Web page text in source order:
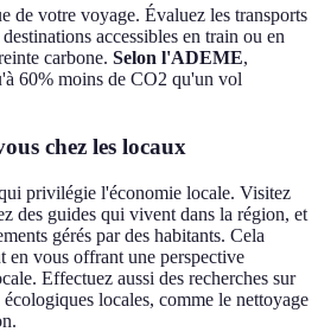
de votre voyage. Évaluez les transports
accessibles en train ou en
carbone. Selon l'ADEME,
60% moins de CO2 qu'un vol
chez les locaux
privilégie l'économie locale. Visitez
des guides qui vivent dans la région, et
gérés par des habitants. Cela
en vous offrant une perspective
Effectuez aussi des recherches sur
locales, comme le nettoyage